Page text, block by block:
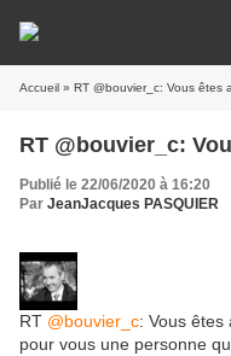
Accueil » RT @bouvier_c: Vous êtes
RT @bouvier_c:
Publié le 22/06/2020 à 16:20
Par JeanJacques PASQUIER
RT @bouvier_c: Vous êtes
pour vous une personne